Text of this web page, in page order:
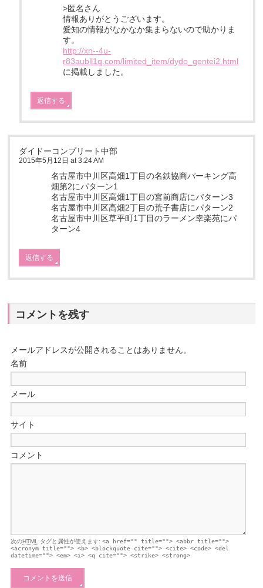
>匿名さん
情報ありがとうございます。
愛知の情報がなかなか集まらないので助かりま
す。
http://xn--4u-
r83aubll1q.com/limited_item/dydo_gentei2.html
に掲載しました。
返信する
ダイドーコンプリート中部
2015年5月12日 at 3:24 AM
名古屋市中川区高畑1丁目の名鉄協商パーキング高
畑第2にパターン1
名古屋市中川区高畑1丁目の宮前商店にパターン3
名古屋市中川区高畑2丁目の荒子書店にパターン2
名古屋市中川区草平町1丁目のラーメン幸楽苑にパ
ターン4
返信する
コメントを残す
メールアドレスが公開されることはありません。
名前
メール
サイト
コメント
次のHTML タグと属性が使えます:<a href="" title=""> <abbr title="">
<acronym title=""> <b> <blockquote cite=""> <cite> <code> <del
datetime=""> <em> <i> <q cite=""> <strike> <strong>